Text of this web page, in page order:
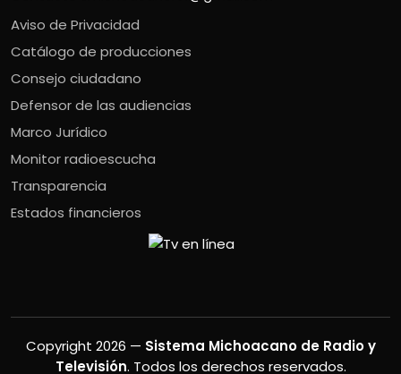
Aviso de Privacidad
Catálogo de producciones
Consejo ciudadano
Defensor de las audiencias
Marco Jurídico
Monitor radioescucha
Transparencia
Estados financieros
Copyright 2026 — Sistema Michoacano de Radio y
Televisión. Todos los derechos reservados.